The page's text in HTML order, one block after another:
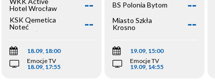
Hotel Wrocław
--
KSK Qemetica
Noteć
Inowrocław
--
18.09, 18:00
Emocje TV
18.09, 17:55
BS Polonia Bytom --
Miasto Szkła
Krosno
--
19.09, 15:00
Emocje TV
19.09, 14:55